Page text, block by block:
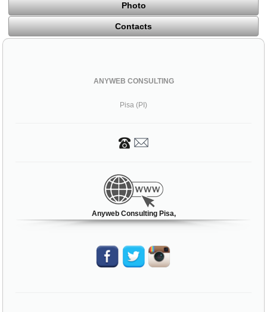
Photo
Contacts
ANYWEB CONSULTING
Pisa (PI)
Anyweb Consulting Pisa,